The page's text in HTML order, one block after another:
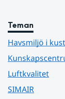
Teman
Havsmiljö i
Luftkvalitet
SIMAIR